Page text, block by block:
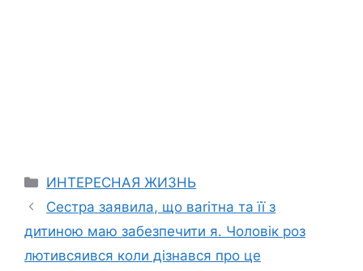
Categories
ИНТЕРЕСНАЯ ЖИЗНЬ
Сестра заявила, що ваrітна та її з
дитиною маю забезпечити я. Чоловік роз
лютивсяився коли дізнався про це